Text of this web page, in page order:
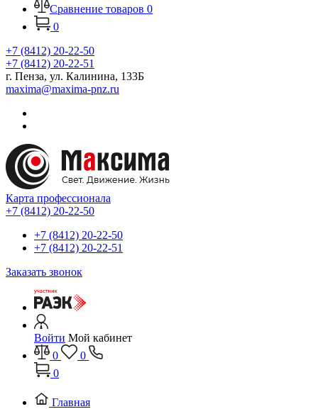
Сравнение товаров 0
0
+7 (8412) 20-22-50
+7 (8412) 20-22-51
г. Пенза, ул. Калинина, 133Б
maxima@maxima-pnz.ru
Карта профессионала
+7 (8412) 20-22-50
+7 (8412) 20-22-50
+7 (8412) 20-22-51
Заказать звонок
Войти Мой кабинет
0
0
0
Главная